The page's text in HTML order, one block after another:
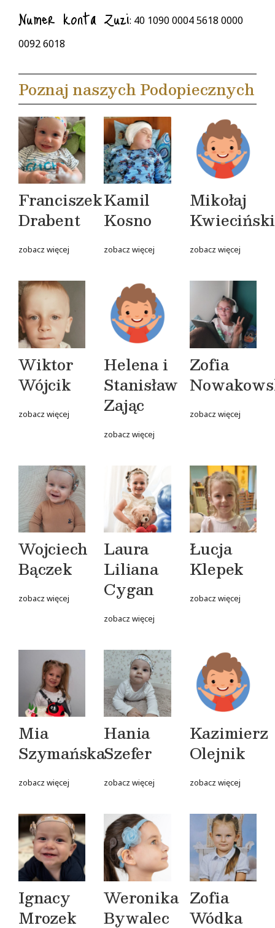
Numer konta Zuzi: 40 1090 0004 5618 0000
0092 6018
Poznaj naszych Podopiecznych
Franciszek
Drabent
zobacz więcej
Kamil
Kosno
zobacz więcej
Mikołaj
Kwieciński
zobacz więcej
Wiktor
Wójcik
zobacz więcej
Helena i
Stanisław
Zając
zobacz więcej
Zofia
zobacz więcej
Wojciech
Bączek
zobacz więcej
Laura
Liliana
Cygan
zobacz więcej
Łucja
Klepek
zobacz więcej
Mia
Szymańska
zobacz więcej
Hania
Szefer
zobacz więcej
Kazimierz
Olejnik
zobacz więcej
Ignacy
Mrozek
Weronika
Bywalec
Zofia
Wódka